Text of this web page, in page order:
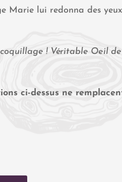
Marie lui redonna des
! Véritable Oeil
ci-dessus ne